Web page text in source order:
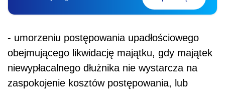
- umorzeniu postępowania upadłościowego
obejmującego likwidację majątku, gdy majątek
niewypłacalnego dłużnika nie wystarcza na
zaspokojenie kosztów postępowania, lub